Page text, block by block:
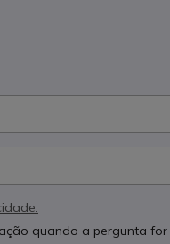
quando a pergunta